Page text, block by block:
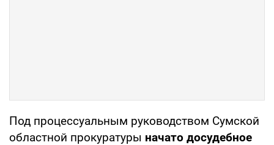
Под процессуальным руководством Сумской
областной прокуратуры начато досудебное